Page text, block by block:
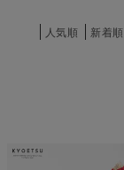
人気順 新着順